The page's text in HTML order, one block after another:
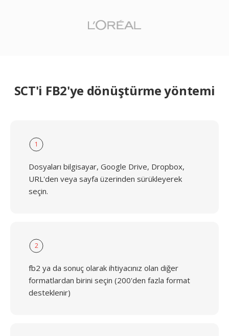
SCT'i FB2'ye dönüştürme yöntemi
1
Dosyaları bilgisayar, Google Drive, Dropbox,
URL'den veya sayfa üzerinden sürükleyerek
seçin.
2
fb2 ya da sonuç olarak ihtiyacınız olan diğer
formatlardan birini seçin (200'den fazla format
desteklenir)